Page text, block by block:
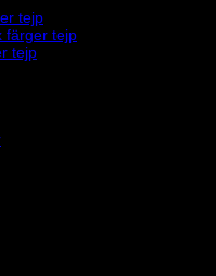
tejp
färger tejp
tejp